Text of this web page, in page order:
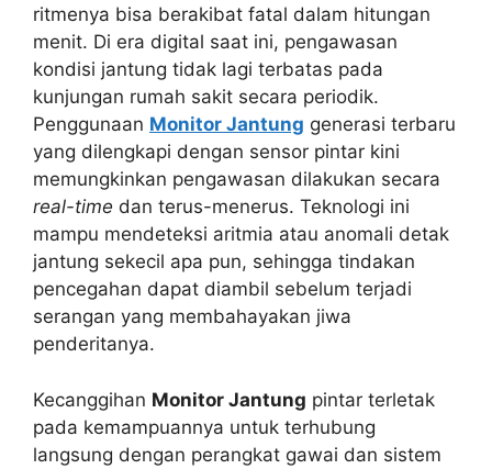
ritmenya bisa berakibat fatal dalam hitungan
menit. Di era digital saat ini, pengawasan
kondisi jantung tidak lagi terbatas pada
kunjungan rumah sakit secara periodik.
Penggunaan Monitor Jantung generasi terbaru
yang dilengkapi dengan sensor pintar kini
memungkinkan pengawasan dilakukan secara
real-time dan terus-menerus. Teknologi ini
mampu mendeteksi aritmia atau anomali detak
jantung sekecil apa pun, sehingga tindakan
pencegahan dapat diambil sebelum terjadi
serangan yang membahayakan jiwa
penderitanya.
Kecanggihan Monitor Jantung pintar terletak
pada kemampuannya untuk terhubung
langsung dengan perangkat gawai dan sistem